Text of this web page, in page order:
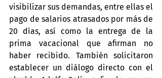
visibilizar sus demandas, entre ellas el
pago de salarios atrasados por más de
20 días, así como la entrega de la
prima vacacional que afirman no
haber recibido. También solicitaron
establecer un diálogo directo con el